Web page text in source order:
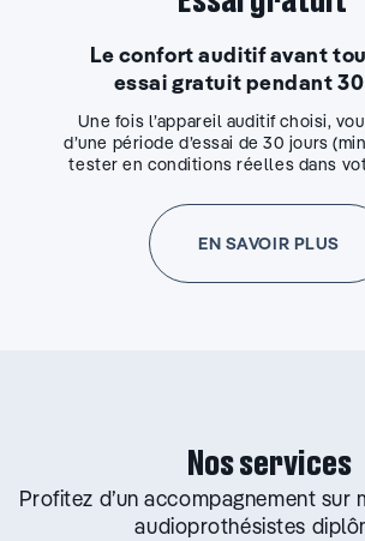
Le confort auditif avant
essai gratuit pendant
Une fois l’appareil auditif choisi,
d’une période d’essai de 30 jours
tester en conditions réelles dans
EN SAVOIR PLUS
Nos services
Profitez d’un accompagnement sur
audioprothésistes